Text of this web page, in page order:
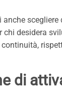
anche scegliere
chi desidera
di